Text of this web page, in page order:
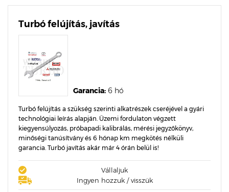
Turbó felújítás, javítás
Garancia: 6 hó
Turbó felújítás a szükség szerinti alkatrészek cseréjével a gyári
technológiai leírás alapján. Üzemi fordulaton végzett
kiegyensúlyozás, próbapadi kalibrálás, mérési jegyzőkönyv,
minőségi tanúsítvány és 6 hónap km megkötés nélküli
garancia. Turbó javítás akár már 4 órán belül is!
Vállaljuk
Ingyen hozzuk / visszük